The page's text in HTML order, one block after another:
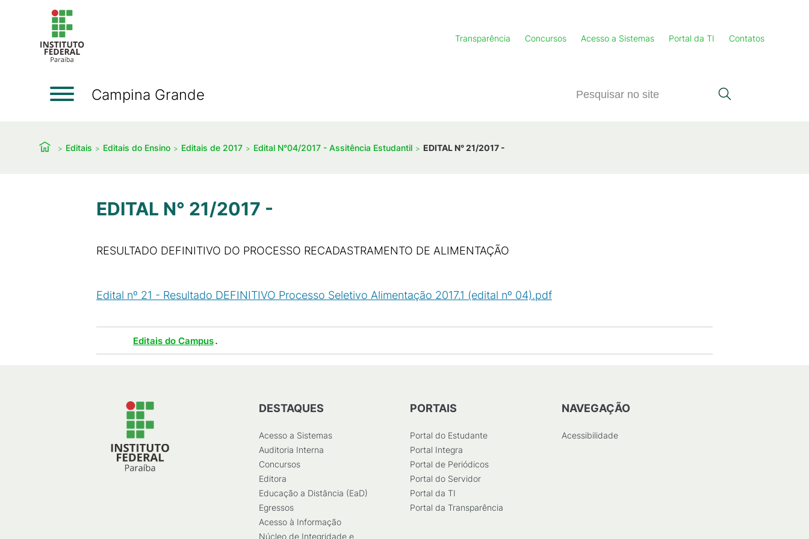
Transparência Concursos Acesso a Sistemas Portal da TI Contatos
Campina Grande
Editais Editais do Ensino Editais de 2017 Edital N°04/2017 - Assitência Estudantil EDITAL N° 21/2017 -
EDITAL N° 21/2017 -
RESULTADO DEFINITIVO DO PROCESSO RECADASTRAMENTO DE ALIMENTAÇÃO
Edital nº 21 - Resultado DEFINITIVO Processo Seletivo Alimentação 2017.1 (edital nº 04).pdf
Editais do Campus.
DESTAQUES
Acesso a Sistemas
Auditoria Interna
Concursos
Editora
Educação a Distância (EaD)
Egressos
Acesso à Informação
Núcleo de Integridade e
PORTAIS
Portal do Estudante
Portal Integra
Portal de Periódicos
Portal do Servidor
Portal da TI
Portal da Transparência
NAVEGAÇÃO
Acessibilidade